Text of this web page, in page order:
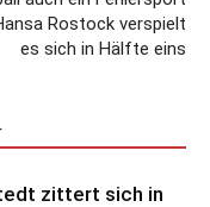
Rostock verspielt
es sich in Hälfte eins
zittert sich in